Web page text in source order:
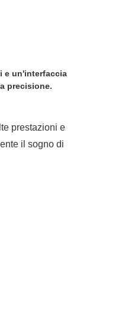
e un'interfaccia
precisione.
prestazioni e
il sogno di